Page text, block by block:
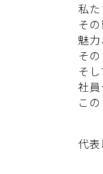
私
そ
魅
そ
そ
社
こ
代